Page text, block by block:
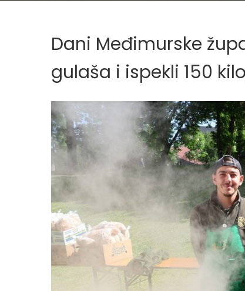
Dani Međimurske
gulaša i ispekli 150